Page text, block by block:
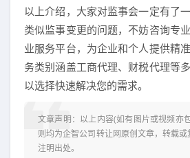
以上介绍，大家对监事会一定有了
类似监事变更的问题，不妨咨询专
业服务平台，为企业和个人提供精
务类别涵盖工商代理、财税代理等
以选择快速解决您的需求。
文章声明：以上内容(如有图片或视频亦
则均为企智公司转让网原创文章，转载
注明出处。